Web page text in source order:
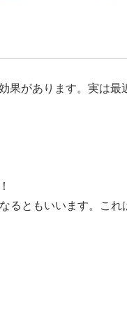
果があります。実は最
るともいいます。これ